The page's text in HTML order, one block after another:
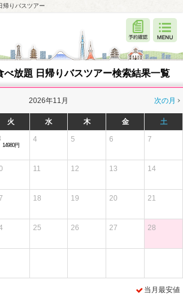
帰りバスツアー
べ放題 日帰りバスツアー検索結果一覧
次の月
2026年11月
火 水 木 金
土
14980円
4 5 6 7
11 12 13 14
18 19 20 21
25 26 27 28
当月最安値